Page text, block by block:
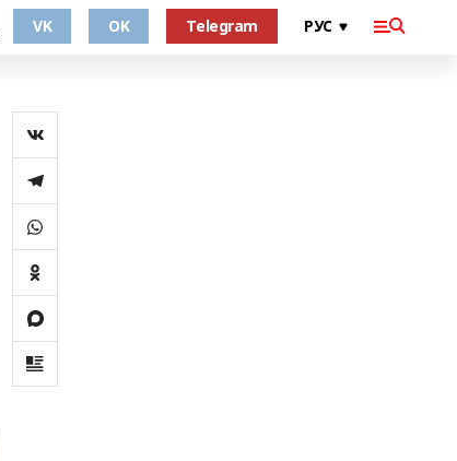
VK OK Telegram